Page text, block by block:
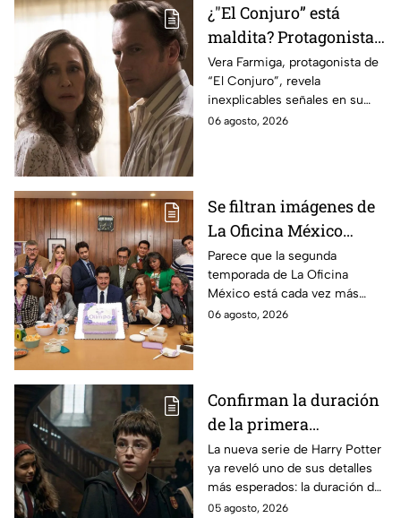
¿"El Conjuro” está
maldita? Protagonista
revela INQUIETANTES
señales en su cuerpo
durante la grabación de
la película
Vera Farmiga, protagonista de
“El Conjuro”, revela
inexplicables señales en su
cuerpo durante el rodaje de la
06 agosto, 2026
Se filtran imágenes de
La Oficina México
temporada 2 y un
detalle desata teorías
entre los fans
Parece que la segunda
temporada de La Oficina
México está cada vez más
cerca, pues el elenco ya se
06 agosto, 2026
Confirman la duración
de la primera
temporada de Harry
Potter y emocionará a
los fans de los libros
La nueva serie de Harry Potter
ya reveló uno de sus detalles
más esperados: la duración de
la primera temporada basada
05 agosto, 2026